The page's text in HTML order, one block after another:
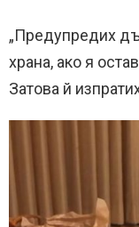
„Предупредих
храна, ако я
Затова й